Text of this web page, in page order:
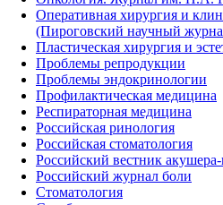
Оперативная хирургия и
(Пироговский научный
Пластическая хирургия и
Проблемы репродукции
Проблемы эндокринологии
Профилактическая медицина
Респираторная медицина
Российская ринология
Российская стоматология
Российский вестник акушера-
Российский журнал боли
Стоматология